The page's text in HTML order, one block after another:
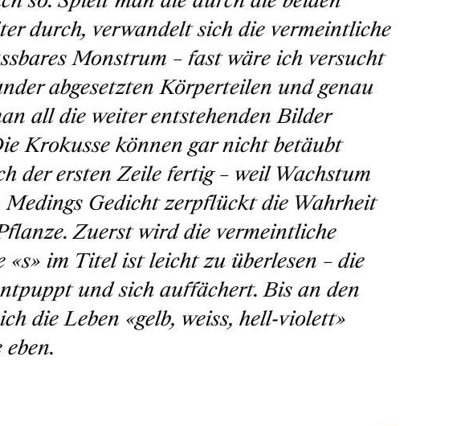
durch, verwandelt sich die vermeintliche
Monstrum – fast wäre ich versucht
abgesetzten Körperteilen und genau
all die weiter entstehenden Bilder
Krokusse können gar nicht betäubt
der ersten Zeile fertig – weil Wachstum
Gedicht zerpflückt die Wahrheit
Zuerst wird die vermeintliche
«s» im Titel ist leicht zu überlesen – die
und sich auffächert. Bis an den
die Leben «gelb, weiss, hell-violett»